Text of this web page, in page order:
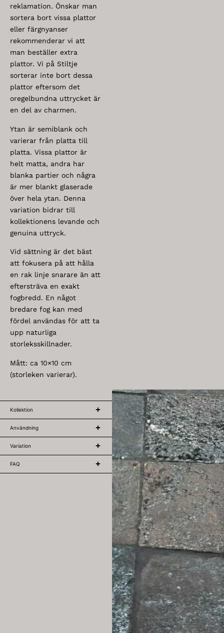
reklamation. Önskar man
sortera bort vissa plattor
eller färgnyanser
rekommenderar vi att
man beställer extra
plattor. Vi på Stiltje
sorterar inte bort dessa
plattor eftersom det
oregelbundna uttrycket är
en del av charmen.
Ytan är semiblank och
varierar från platta till
platta. Vissa plattor är
helt matta, andra har
blanka partier och några
är mer blankt glaserade
över hela ytan. Denna
variation bidrar till
kollektionens levande och
genuina uttryck.
Vid sättning är det bäst
att fokusera på att hålla
en rak linje snarare än att
eftersträva en exakt
fogbredd. En något
bredare fog kan med
fördel användas för att ta
upp naturliga
storleksskillnader.
Mått: ca 10×10 cm
(storleken varierar).
Kollektion
Användning
Variation
FAQ